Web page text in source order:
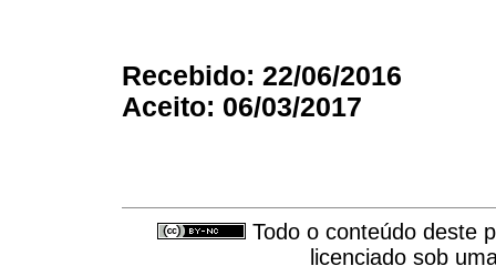
Recebido: 22/06/2016
Aceito: 06/03/2017
Todo o conteúdo deste
licenciado sob